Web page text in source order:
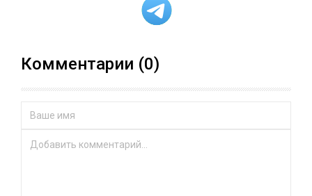
Комментарии (0)